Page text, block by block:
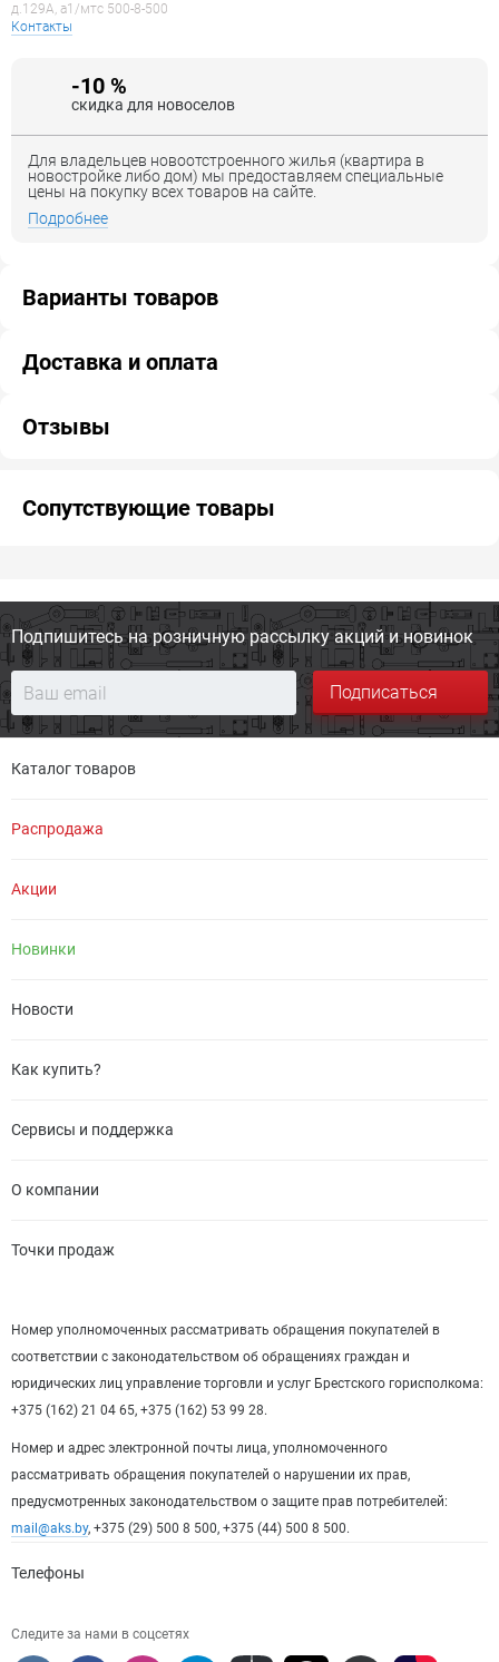
д.129А, a1/мтс 500-8-500
Контакты
-10 %
скидка для новоселов
Для владельцев новоотстроенного жилья (квартира в
новостройке либо дом) мы предоставляем специальные
цены на покупку всех товаров на сайте.
Подробнее
Варианты товаров
Доставка и оплата
Отзывы
Сопутствующие товары
Подпишитесь на розничную рассылку акций и новинок
Подписаться
Каталог товаров
Распродажа
Акции
Новинки
Новости
Как купить?
Сервисы и поддержка
О компании
Точки продаж
Номер уполномоченных рассматривать обращения покупателей в
соответствии с законодательством об обращениях граждан и
юридических лиц управление торговли и услуг Брестского горисполкома:
+375 (162) 21 04 65, +375 (162) 53 99 28.
Номер и адрес электронной почты лица, уполномоченного
рассматривать обращения покупателей о нарушении их прав,
предусмотренных законодательством о защите прав потребителей:
mail@aks.by, +375 (29) 500 8 500, +375 (44) 500 8 500.
Телефоны
Следите за нами в соцсетях